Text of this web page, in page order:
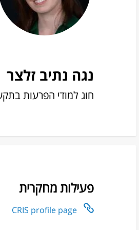
נגה נתיב זלצר
חוג למודי הפרעות
פעילות מחקרית
CRIS profile page